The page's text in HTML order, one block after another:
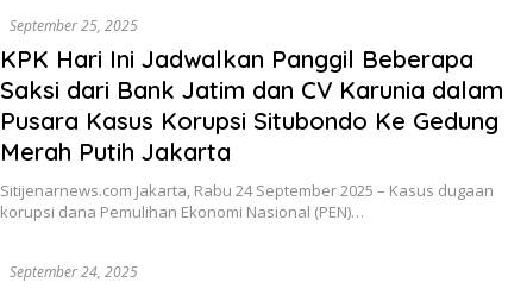
September 25, 2025
KPK Hari Ini Jadwalkan Panggil Beberapa
Saksi dari Bank Jatim dan CV Karunia dalam
Pusara Kasus Korupsi Situbondo Ke Gedung
Merah Putih Jakarta
Sitijenarnews.com Jakarta, Rabu 24 September 2025 – Kasus dugaan
korupsi dana Pemulihan Ekonomi Nasional (PEN)…
September 24, 2025